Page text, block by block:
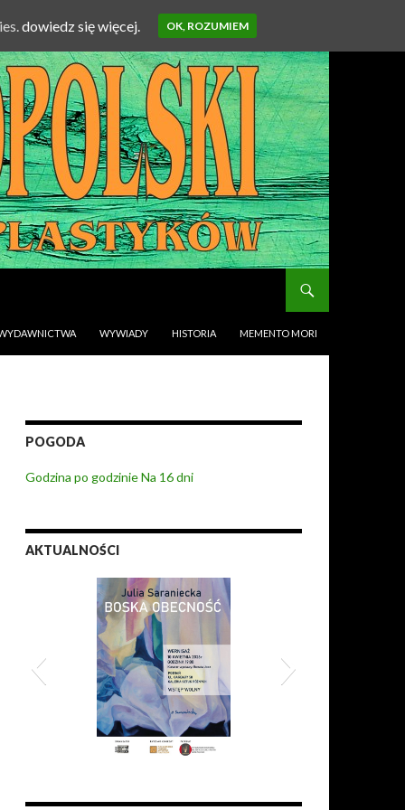
WYWIADY HISTORIA MEMENTO MORI
POGODA
Godzina po godzinieNa 16 dni
AKTUALNOŚCI
dowiedz się więcej. OK, ROZUMIEM